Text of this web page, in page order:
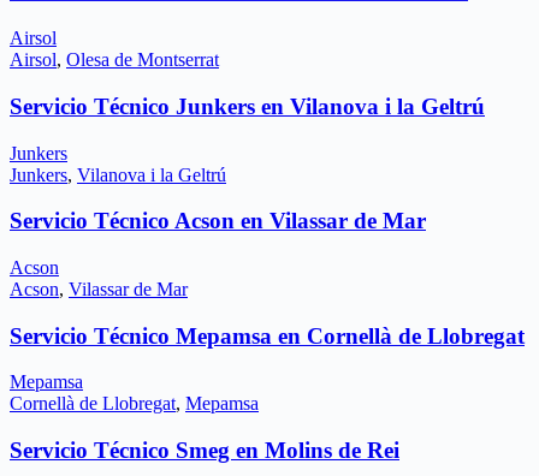
Airsol
Airsol, Olesa de Montserrat
Servicio Técnico Junkers en Vilanova i la Geltrú
Junkers
Junkers, Vilanova i la Geltrú
Servicio Técnico Acson en Vilassar de Mar
Acson
Acson, Vilassar de Mar
Servicio Técnico Mepamsa en Cornellà de Llobregat
Mepamsa
Cornellà de Llobregat, Mepamsa
Servicio Técnico Smeg en Molins de Rei